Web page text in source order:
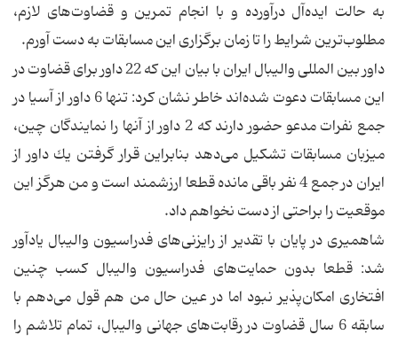
به حالت ایده‌آل درآورده و با انجام تمرین و قضاوت‌های لازم،
مطلوب‌ترین شرایط را تا زمان برگزاری این مسابقات به دست آورم.
داور بین المللی والیبال ایران با بیان این كه 22 داور برای قضاوت در
این مسابقات دعوت شده‌اند خاطر نشان كرد: تنها 6 داور از آسیا در
جمع نفرات مدعو حضور دارند كه 2 داور از آنها را نمایندگان چین،
میزبان مسابقات تشكیل می‌دهد بنابراین قرار گرفتن یك داور از
ایران در جمع 4 نفر باقی مانده قطعا ارزشمند است و من هرگز این
موقعیت را براحتی از دست نخواهم داد.
شاهمیری در پایان با تقدیر از رایزنی‌های فدراسیون والیبال یادآور
شد: قطعا بدون حمایت‌های فدراسیون والیبال كسب چنین
افتخاری امكان‌پذیر نبود اما در عین حال من هم قول می‌دهم با
سابقه 6 سال قضاوت در رقابت‌های جهانی والیبال، تمام تلاشم را